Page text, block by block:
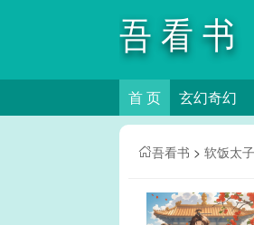
吾看书
首 页 玄幻奇幻
吾看书 > 软饭太